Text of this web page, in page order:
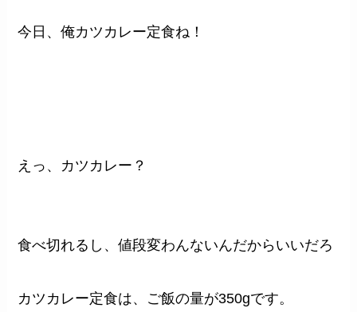
今日、俺カツカレー定食ね！
えっ、カツカレー？
食べ切れるし、値段変わんないんだからいいだろ
カツカレー定食は、ご飯の量が350gです。